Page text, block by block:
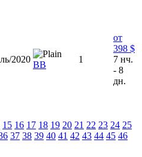
2020
BB
1
от
398 $
7 нч.
- 8
дн.
15 16 17 18 19 20 21 22 23 24 25
37 38 39 40 41 42 43 44 45 46